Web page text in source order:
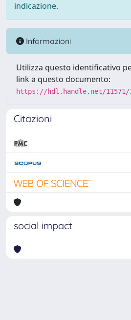
indicazione.
Informazioni
Utilizza questo identificativo
link a questo documento:
https://hdl.handle.net/11571/
Citazioni
social impact